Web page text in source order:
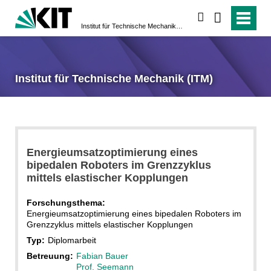
Institut für Technische Mechanik (ITM)
Energieumsatzoptimierung eines
bipedalen Roboters im Grenzzyklus
mittels elastischer Kopplungen
Forschungsthema:
Energieumsatzoptimierung eines bipedalen Roboters im
Grenzzyklus mittels elastischer Kopplungen
Typ: Diplomarbeit
Betreuung: Fabian Bauer
Prof. Seemann